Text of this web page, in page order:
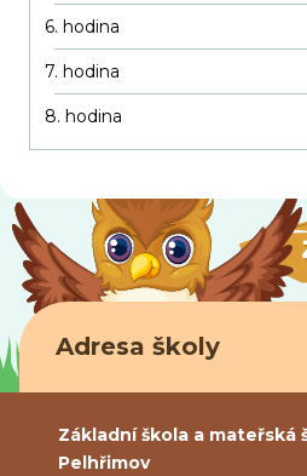
6. hodina
7. hodina
8. hodina
Adresa školy
Základní škola a mateřská
Pelhřimov